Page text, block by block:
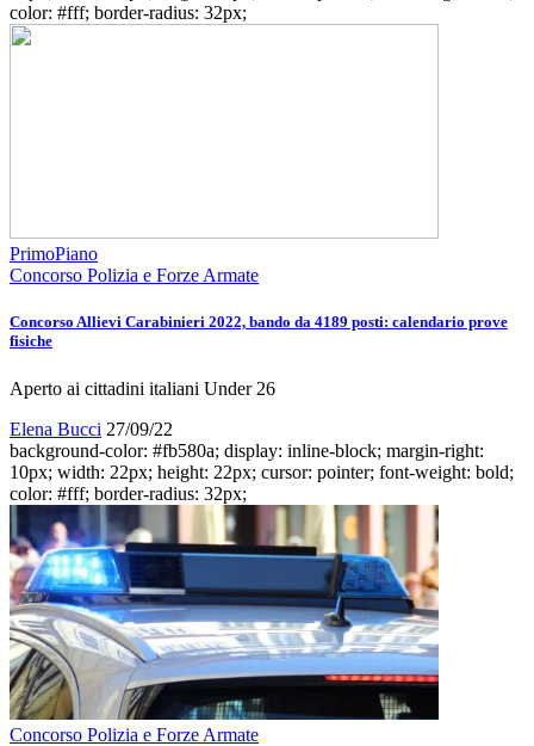
color: #fff; border-radius: 32px;
PrimoPiano
Concorso Polizia e Forze Armate
Concorso Allievi Carabinieri 2022, bando da 4189 posti: calendario prove
fisiche
Aperto ai cittadini italiani Under 26
Elena Bucci 27/09/22
background-color: #fb580a; display: inline-block; margin-right:
10px; width: 22px; height: 22px; cursor: pointer; font-weight: bold;
color: #fff; border-radius: 32px;
Concorso Polizia e Forze Armate